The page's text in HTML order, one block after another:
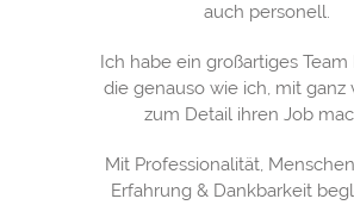
auch personell.
Ich habe ein großartiges Team
die genauso wie ich, mit ganz
zum Detail ihren Job
Mit Professionalität,
Erfahrung & Dankbarkeit